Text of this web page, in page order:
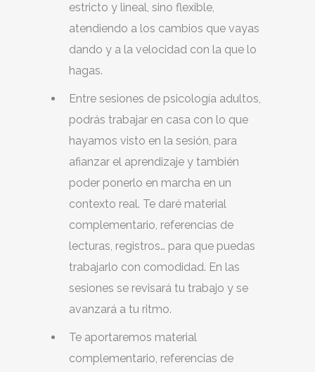
estricto y lineal, sino flexible,
atendiendo a los cambios que vayas
dando y a la velocidad con la que lo
hagas.
Entre sesiones de psicología adultos,
podrás trabajar en casa con lo que
hayamos visto en la sesión, para
afianzar el aprendizaje y también
poder ponerlo en marcha en un
contexto real. Te daré material
complementario, referencias de
lecturas, registros… para que puedas
trabajarlo con comodidad. En las
sesiones se revisará tu trabajo y se
avanzará a tu ritmo.
Te aportaremos material
complementario, referencias de